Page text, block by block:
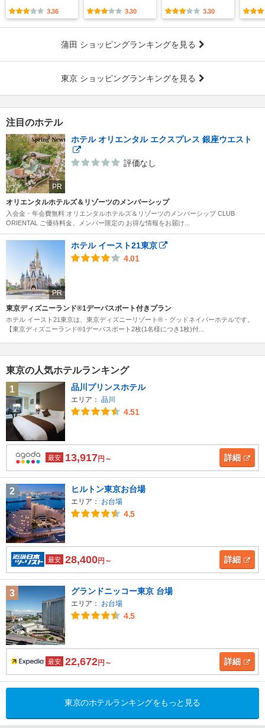
3.36 3.30 3.30
蒲田 ショッピングランキングを見る
東京 ショッピングランキングを見る
注目のホテル
PR
ホテル オリエンタル エクスプレス 銀座ウエスト
評価なし
オリエンタルホテルズ＆リゾーツのメンバーシップ
入会金・年会費無料 オリエンタルホテルズ＆リゾーツのメンバーシップ CLUB
ORIENTAL ご優待料金、メンバー限定の お得な情報をお届け...
PR
ホテル イースト21東京
4.01
東京ディズニーランド®1デーパスポート付きプラン
ホテル イースト21東京は、東京ディズニーリゾート®・グッドネイバーホテルです。
【東京ディズニーランド®1デーパスポート2枚(1名様につき1枚)付...
東京の人気ホテルランキング
1
品川プリンスホテル
エリア： 品川
4.51
最安 13,917円～ 詳細
2 ヒルトン東京お台場
エリア： お台場
4.5
最安 28,400円～ 詳細
3 グランドニッコー東京 台場
エリア： お台場
4.5
最安 22,672円～ 詳細
東京のホテルランキングをもっと見る